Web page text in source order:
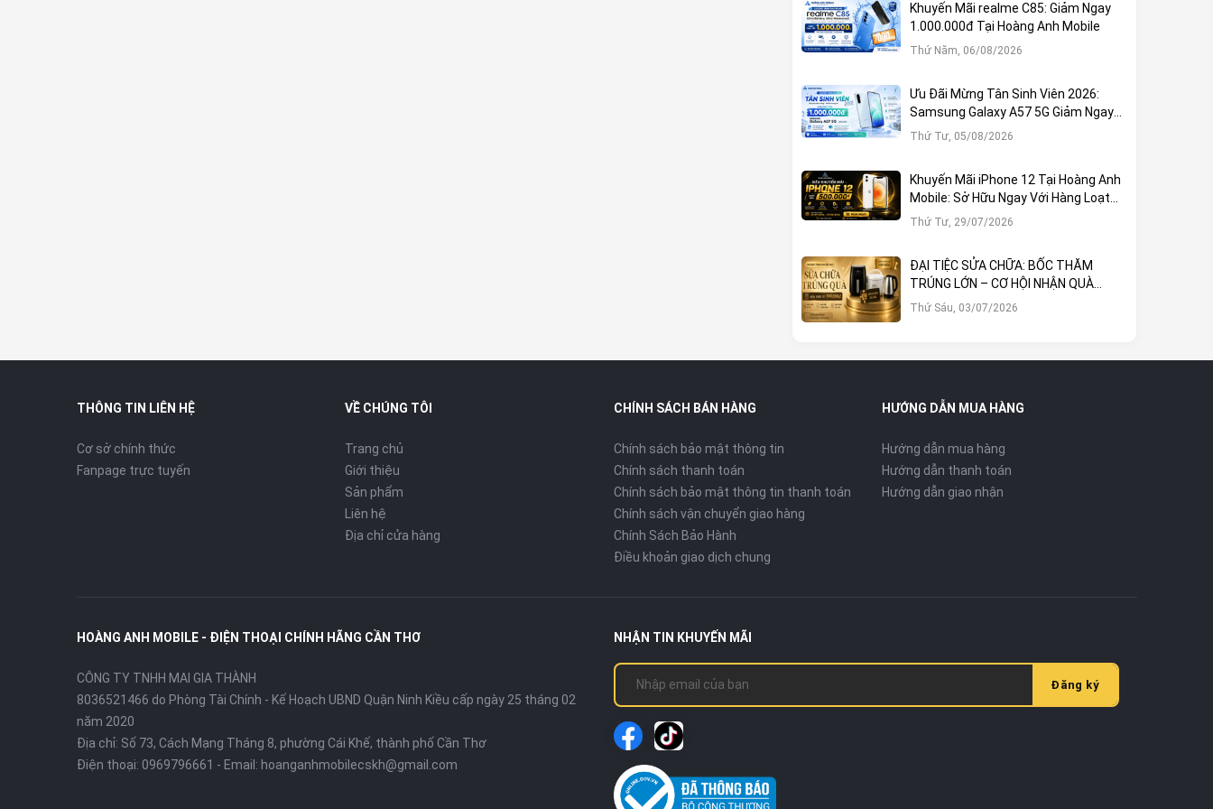
Khuyến Mãi realme C85: Giảm Ngay
1.000.000đ Tại Hoàng Anh Mobile
Thứ Năm, 06/08/2026
Ưu Đãi Mừng Tân Sinh Viên 2026:
Samsung Galaxy A57 5G Giảm Ngay
1.000.000đ
Thứ Tư, 05/08/2026
Khuyến Mãi iPhone 12 Tại Hoàng Anh
Mobile: Sở Hữu Ngay Với Hàng Loạt
Ưu Đãi Hấp Dẫn
Thứ Tư, 29/07/2026
ĐẠI TIỆC SỬA CHỮA: BỐC THĂM
TRÚNG LỚN – CƠ HỘI NHẬN QUÀ
KHỦNG TẠI HOÀNG ANH MOBILE
Thứ Sáu, 03/07/2026
THÔNG TIN LIÊN HỆ
Cơ sở chính thức
Fanpage trực tuyến
VỀ CHÚNG TÔI
Trang chủ
Giới thiệu
Sản phẩm
Liên hệ
Địa chỉ cửa hàng
CHÍNH SÁCH BÁN HÀNG
Chính sách bảo mật thông tin
Chính sách thanh toán
Chính sách bảo mật thông tin thanh toán
Chính sách vận chuyển giao hàng
Chính Sách Bảo Hành
Điều khoản giao dịch chung
HƯỚNG DẪN MUA HÀNG
Hướng dẫn mua hàng
Hướng dẫn thanh toán
Hướng dẫn giao nhận
HOÀNG ANH MOBILE - ĐIỆN THOẠI CHÍNH HÃNG CẦN THƠ
CÔNG TY TNHH MAI GIA THÀNH
8036521466 do Phòng Tài Chính - Kế Hoạch UBND Quận Ninh Kiều cấp ngày 25 tháng 02
năm 2020
Địa chỉ: Số 73, Cách Mạng Tháng 8, phường Cái Khế, thành phố Cần Thơ
Điện thoại: 0969796661 - Email: hoanganhmobilecskh@gmail.com
NHẬN TIN KHUYẾN MÃI
Đăng ký